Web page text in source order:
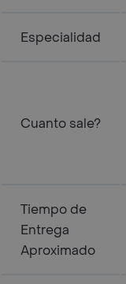
Especialidad
Cuanto sale?
Tiempo de
Entrega
Aproximado